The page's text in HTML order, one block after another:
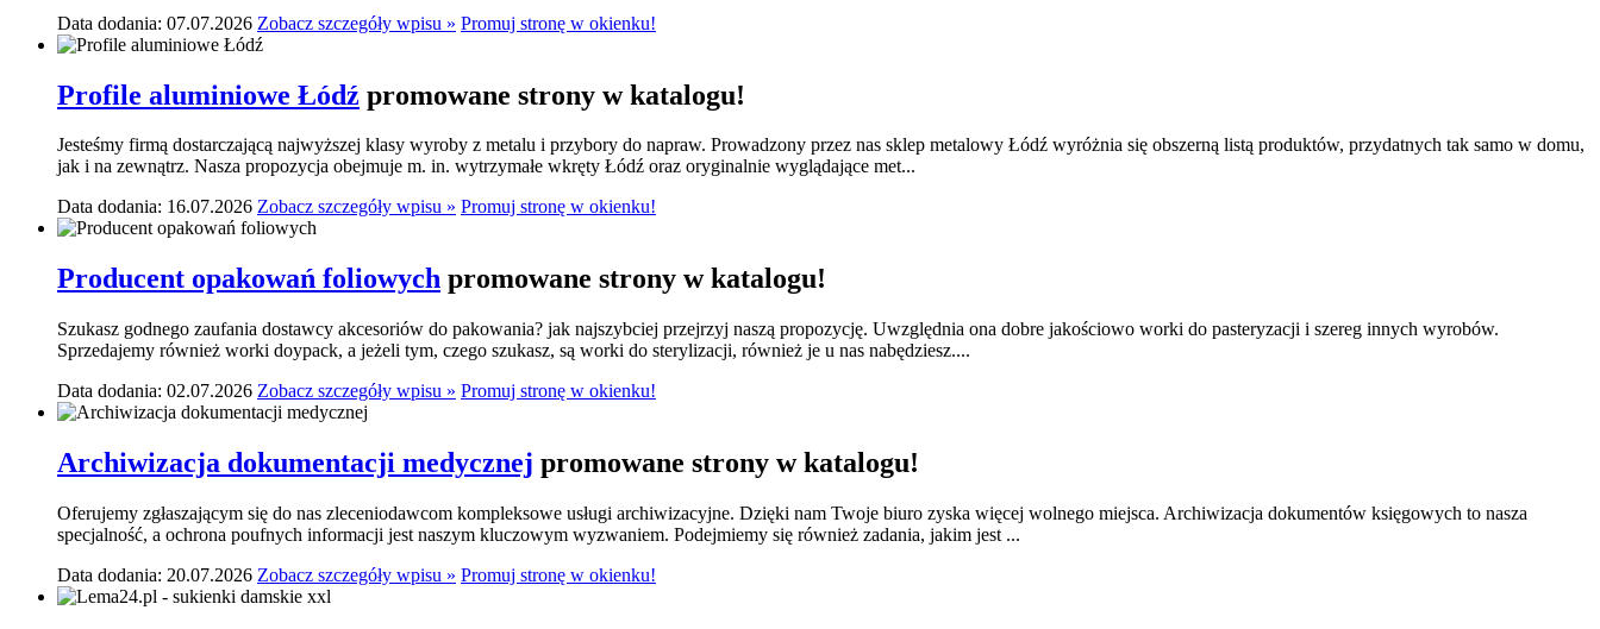
Data dodania: 07.07.2026 Zobacz szczegóły wpisu » Promuj stronę w okienku!
Profile aluminiowe Łódź promowane strony w katalogu!
Jesteśmy firmą dostarczającą najwyższej klasy wyroby z metalu i przybory do napraw. Prowadzony przez nas sklep metalowy Łódź wyróżnia się obszerną listą produktów, przydatnych tak samo w domu,
jak i na zewnątrz. Nasza propozycja obejmuje m. in. wytrzymałe wkręty Łódź oraz oryginalnie wyglądające met...
Data dodania: 16.07.2026 Zobacz szczegóły wpisu » Promuj stronę w okienku!
Producent opakowań foliowych promowane strony w katalogu!
Szukasz godnego zaufania dostawcy akcesoriów do pakowania? jak najszybciej przejrzyj naszą propozycję. Uwzględnia ona dobre jakościowo worki do pasteryzacji i szereg innych wyrobów.
Sprzedajemy również worki doypack, a jeżeli tym, czego szukasz, są worki do sterylizacji, również je u nas nabędziesz....
Data dodania: 02.07.2026 Zobacz szczegóły wpisu » Promuj stronę w okienku!
Archiwizacja dokumentacji medycznej promowane strony w katalogu!
Oferujemy zgłaszającym się do nas zleceniodawcom kompleksowe usługi archiwizacyjne. Dzięki nam Twoje biuro zyska więcej wolnego miejsca. Archiwizacja dokumentów księgowych to nasza
specjalność, a ochrona poufnych informacji jest naszym kluczowym wyzwaniem. Podejmiemy się również zadania, jakim jest ...
Data dodania: 20.07.2026 Zobacz szczegóły wpisu » Promuj stronę w okienku!